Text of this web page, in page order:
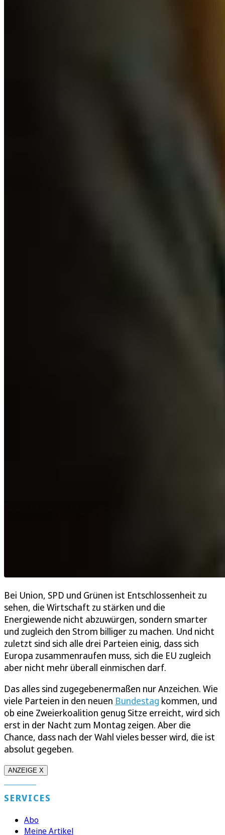
Bei Union, SPD und Grünen ist Entschlossenheit zu
sehen, die Wirtschaft zu stärken und die
Energiewende nicht abzuwürgen, sondern smarter
und zugleich den Strom billiger zu machen. Und nicht
zuletzt sind sich alle drei Parteien einig, dass sich
Europa zusammenraufen muss, sich die EU zugleich
aber nicht mehr überall einmischen darf.
Das alles sind zugegebenermaßen nur Anzeichen. Wie
viele Parteien in den neuen Bundestag kommen, und
ob eine Zweierkoalition genug Sitze erreicht, wird sich
erst in der Nacht zum Montag zeigen. Aber die
Chance, dass nach der Wahl vieles besser wird, die ist
absolut gegeben.
ANZEIGE X
SERVICES
Abo
Meine Artikel